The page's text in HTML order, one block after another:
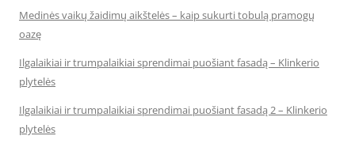
Medinės vaikų žaidimų aikštelės – kaip sukurti tobulą pramogų
oazę
Ilgalaikiai ir trumpalaikiai sprendimai puošiant fasadą – Klinkerio
plytelės
Ilgalaikiai ir trumpalaikiai sprendimai puošiant fasadą 2 – Klinkerio
plytelės